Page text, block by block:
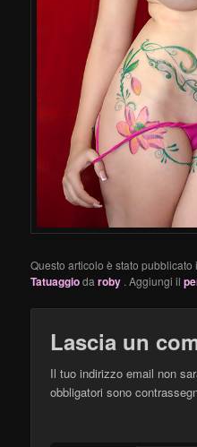
Questo articolo è stato
Tatuaggiodaroby . Aggiungi il
Lascia un
Il tuo indirizzo email non
obbligatori sono